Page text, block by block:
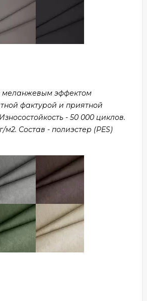
эффектом
фактурой и приятной
- 50 000 циклов.
м2. Состав - полиэстер (PES)